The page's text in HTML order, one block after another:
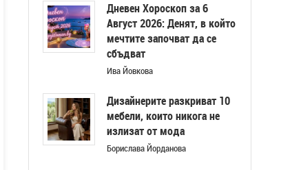
Дневен Хороскоп за 6
Август 2026: Денят, в който
мечтите започват да се
сбъдват
Ива Йовкова
Дизайнерите разкриват 10
мебели, които никога не
излизат от мода
Борислава Йорданова